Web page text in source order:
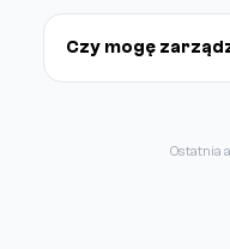
Czy mogę
Ostatnia